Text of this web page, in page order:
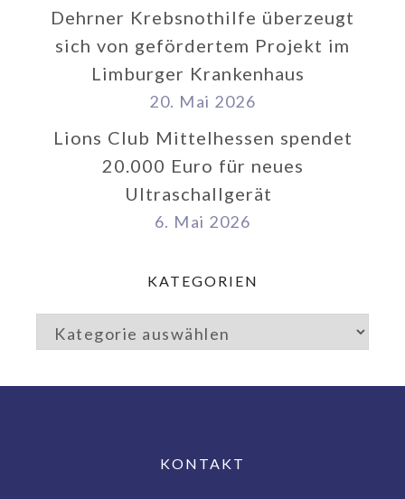
Dehrner Krebsnothilfe überzeugt
sich von gefördertem Projekt im
Limburger Krankenhaus
20. Mai 2026
Lions Club Mittelhessen spendet
20.000 Euro für neues
Ultraschallgerät
6. Mai 2026
KATEGORIEN
KONTAKT